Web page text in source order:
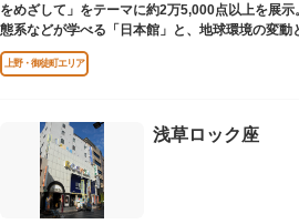
をめざして」をテーマに約2万5,000点以上を展
態系などが学べる「日本館」と、地球環境の変動
進歩などが学べる「地球館」の2つの常設展示を
などから構成されています。
2005年「愛・地球博」の長久手日本館で人気を
100万分の1の大きさ）のドームの内側すべてが
初のシアターで、月ごとに変わるオリジナル映像
楽しみながら学習できるイベント企画や、恐竜を
本、子ども向けのコーナーもあり、お子様連れで
上野・御徒町エリア
浅草ロック座